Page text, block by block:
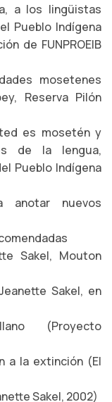
a los lingüistas
Pueblo Indígena
de FUNPROEIB
mosetenes
Reserva Pilón
es mosetén y
de la lengua,
Pueblo Indígena
nuevos
Sakel, Mouton
Sakel, en
(Proyecto
a la extinción (El
Sakel, 2002)